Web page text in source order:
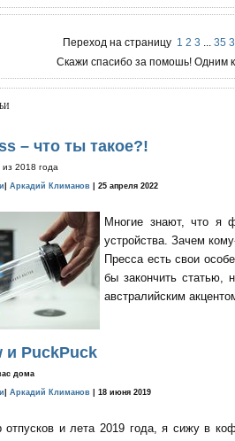
Переход на страницу 1 2 3 35
Скажи спасибо за помошь! Одним
– что ты такое?!
из 2018 года
Аркадий Климанов | 25 апреля 2022
Многие знают, что я
устройства. Зачем
Пресса есть свои
бы закончить статью,
австралийским
и PuckPuck
дома
Аркадий Климанов | 18 июня 2019
отпусков и лета 2019 года, я сижу в